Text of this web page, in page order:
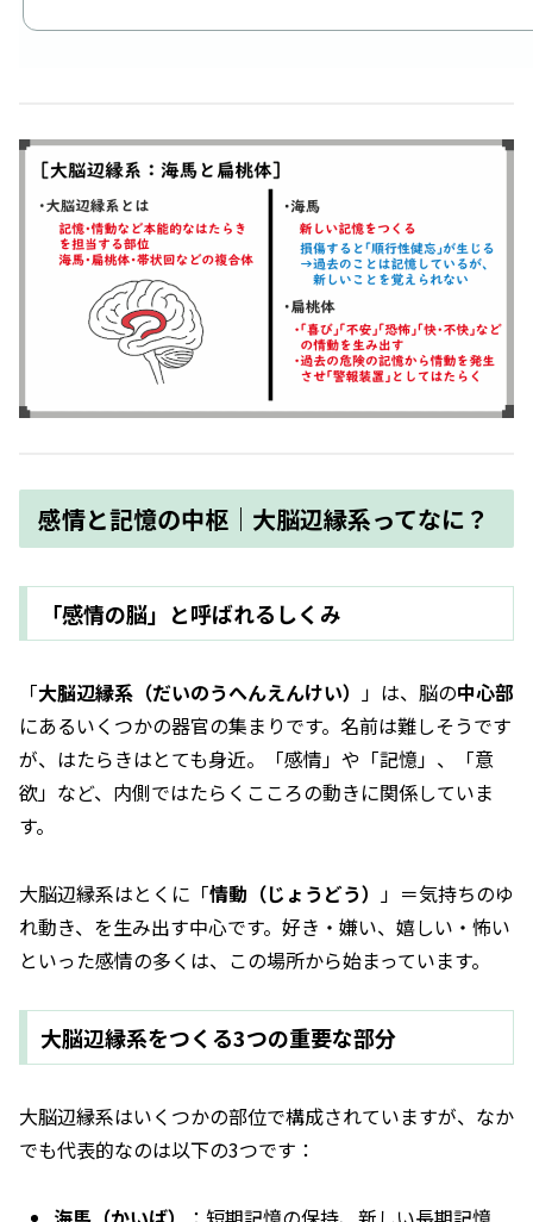
感情と記憶の中枢｜大脳辺縁系ってなに？
「感情の脳」と呼ばれるしくみ
「大脳辺縁系（だいのうへんえんけい） 」は、脳の中心部
にあるいくつかの器官の集まりです。名前は難しそうです
が、はたらきはとても身近。「感情」や「記憶」、「意
欲」など、内側ではたらくこころの動きに関係していま
す。
大脳辺縁系はとくに「情動（じょうどう）
」＝気持ちのゆ
れ動き、を生み出す中心です。好き・嫌い、嬉しい・怖い
といった感情の多くは、この場所から始まっています。
大脳辺縁系をつくる3つの重要な部分
大脳辺縁系はいくつかの部位で構成されていますが、なか
でも代表的なのは以下の3つです：